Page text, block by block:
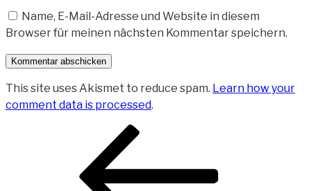
Name, E-Mail-Adresse und Website in diesem
Browser für meinen nächsten Kommentar speichern.
This site uses Akismet to reduce spam. Learn how your
comment data is processed.
Beitragsnavigation